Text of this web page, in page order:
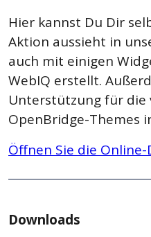
Hier kannst Du Dir
Aktion aussieht in
auch mit einigen
WebIQ erstellt.
Unterstützung für die
OpenBridge-Themes
Öffnen Sie die Online-
Downloads